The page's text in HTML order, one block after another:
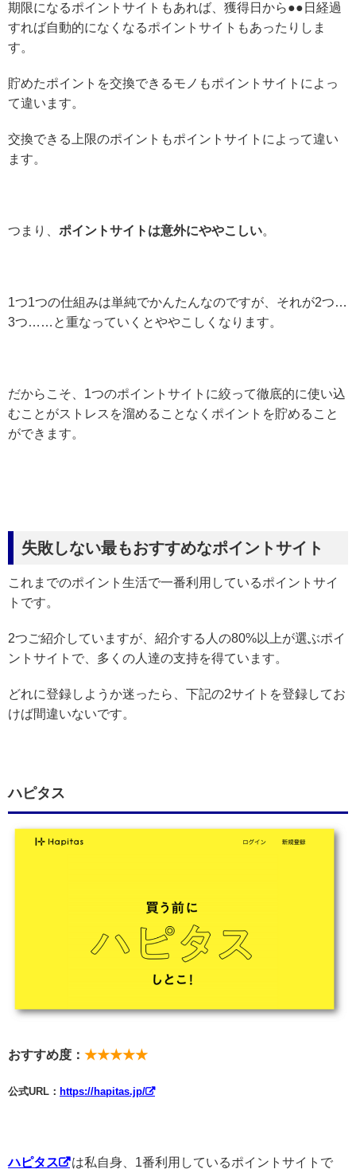
期限になるポイントサイトもあれば、獲得日から●●日経過
すれば自動的になくなるポイントサイトもあったりしま
す。
貯めたポイントを交換できるモノもポイントサイトによっ
て違います。
交換できる上限のポイントもポイントサイトによって違い
ます。
つまり、 ポイントサイトは意外にややこしい。
1つ1つの仕組みは単純でかんたんなのですが、それが2つ…
3つ……と重なっていくとややこしくなります。
だからこそ、1つのポイントサイトに絞って徹底的に使い込
むことがストレスを溜めることなくポイントを貯めること
ができます。
失敗しない最もおすすめなポイントサイト
これまでのポイント生活で一番利用しているポイントサイ
トです。
2つご紹介していますが、紹介する人の80%以上が選ぶポイ
ントサイトで、多くの人達の支持を得ています。
どれに登録しようか迷ったら、下記の2サイトを登録してお
けば間違いないです。
ハピタス
おすすめ度： ★★★★★
公式URL： https://hapitas.jp/
ハピタス は私自身、1番利用しているポイントサイトで